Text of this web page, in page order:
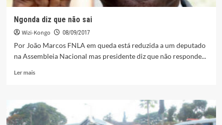
Ngonda diz que não sai
Wizi-Kongo 08/09/2017
Por João Marcos FNLA em queda está reduzida a um deputado
na Assembleia Nacional mas presidente diz que não responde...
Ler maisLeia
diz